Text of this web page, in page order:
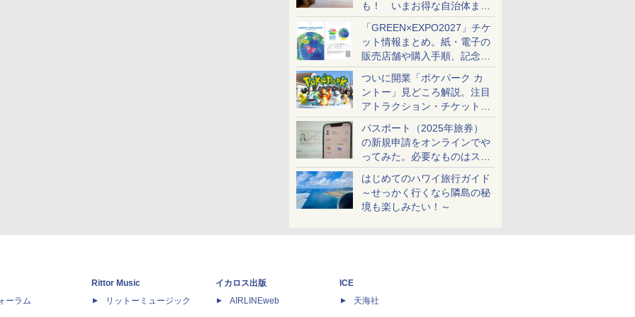
も！ いまお得な自治体まと
め
「GREEN×EXPO2027」チケ
ット情報まとめ。紙・電子の
販売店舗や購入手順、記念チ
ケットも解説
ついに開業「ポケパーク カ
ントー」見どころ解説。注目
アトラクション・チケット手
配・来場前に必要な準備は？
パスポート（2025年旅券）
の新規申請をオンラインでや
ってみた。必要なものはスマ
ホとマイナカードのみ
はじめてのハワイ旅行ガイド
～せっかく行くなら隣島の秘
境も楽しみたい！～
ーラム
Rittor Music
リットーミュージック
イカロス出版
AIRLINEweb
ICE
天海社